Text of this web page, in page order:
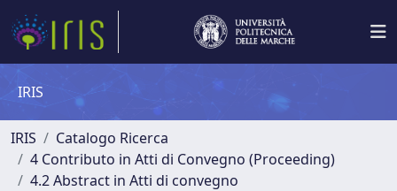
IRIS
IRIS
Catalogo Ricerca
4 Contributo in Atti di Convegno (Proceeding)
4.2 Abstract in Atti di convegno